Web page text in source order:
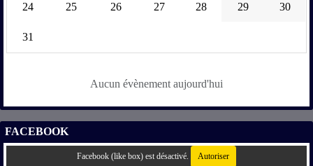
24 25 26 27 28 29 30
31
Aucun évènement aujourd'hui
FACEBOOK
Facebook (like box) est désactivé. Autoriser